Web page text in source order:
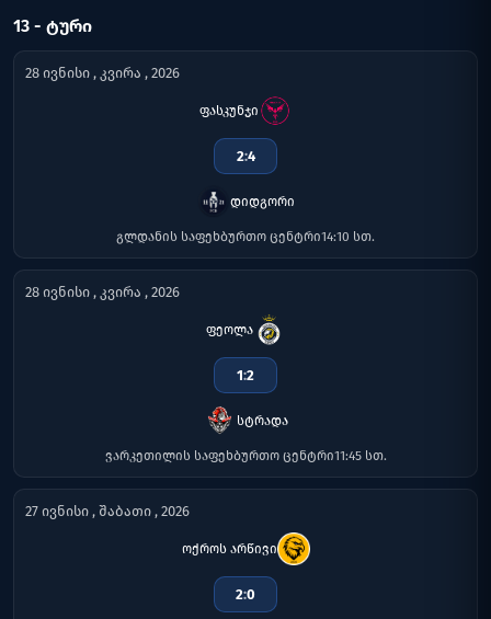
13 - ᲢᲣᲠᲘ
28 ივნისი , კვირა , 2026
ფასკუნჯი
2:4
დიდგორი
გლდანის საფეხბურთო ცენტრი14:10 სთ.
28 ივნისი , კვირა , 2026
ფეოლა
1:2
სტრადა
ვარკეთილის საფეხბურთო ცენტრი11:45 სთ.
27 ივნისი , შაბათი , 2026
ოქროს არწივი
2:0